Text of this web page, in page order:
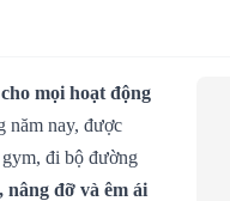
mọi hoạt động
năm nay, được
đi bộ đường
nâng đỡ và êm ái